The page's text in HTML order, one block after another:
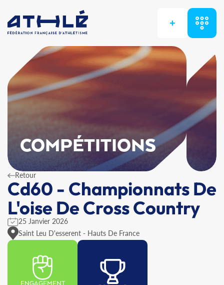
+
COMPÉTITIONS
Retour
Cd60 - Championnats De
L'oise De Cross Country
25 Janvier 2026
Saint Leu D'esserent - Hauts De France